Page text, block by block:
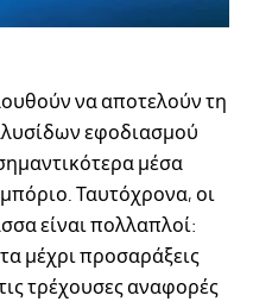
να αποτελούν τη
εφοδιασμού
μέσα
Ταυτόχρονα, οι
είναι πολλαπλοί:
μέχρι προσαράξεις
τρέχουσες αναφορές